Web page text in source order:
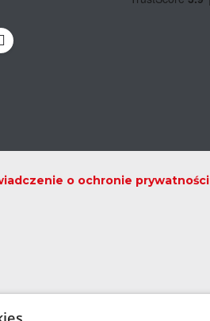
o ochronie prywatności